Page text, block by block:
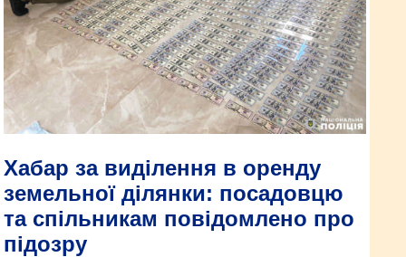
Хабар за виділення в оренду
земельної ділянки: посадовцю
та спільникам повідомлено про
підозру